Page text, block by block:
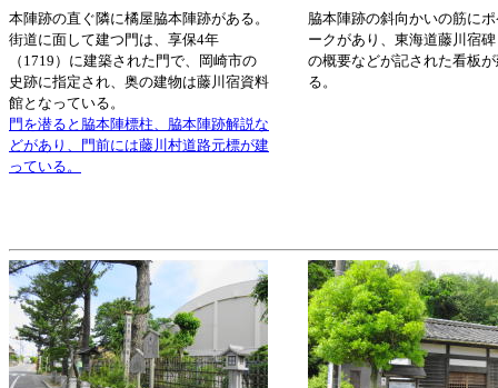
本陣跡の直ぐ隣に橘屋脇本陣跡がある。
街道に面して建つ門は、享保4年
（1719）に建築された門で、岡崎市の
史跡に指定され、奥の建物は藤川宿資料
館となっている。
門を潜ると脇本陣標柱、脇本陣跡解説な
どがあり、門前には藤川村道路元標が建
っている。
脇本陣跡の斜向かいの筋に
ークがあり、東海道藤川宿
の概要などが記された看板
る。